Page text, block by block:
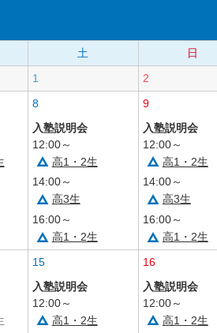
土
日
1
2
8
入塾説明会
12:00～
高1・2生
14:00～
高3生
16:00～
高1・2生
9
入塾説明会
12:00～
高1・2生
14:00～
高3生
16:00～
高1・2生
15
入塾説明会
12:00～
高1・2生
16
入塾説明会
12:00～
高1・2生